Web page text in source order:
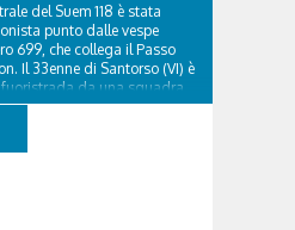
del Suem 118 è stata
punto dalle vespe
699, che collega il Passo
Il 33enne di Santorso (VI) è
da una squadra
Val Pettorina...